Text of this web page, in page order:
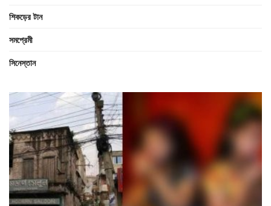
শিকড়ের টান
সমপ্রেমী
সিনেস্তান